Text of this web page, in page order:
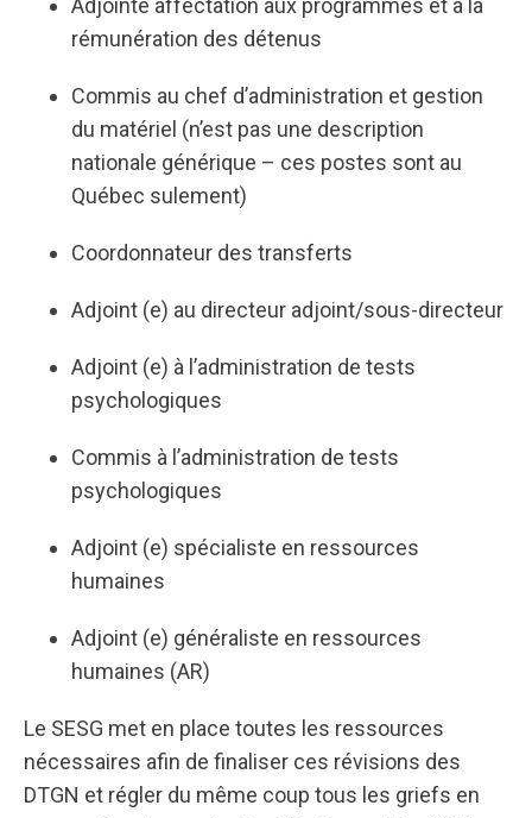
Adjointe affectation aux programmes et à la
rémunération des détenus
Commis au chef d’administration et gestion
du matériel (n’est pas une description
nationale générique – ces postes sont au
Québec sulement)
Coordonnateur des transferts
Adjoint (e) au directeur adjoint/sous-directeur
Adjoint (e) à l’administration de tests
psychologiques
Commis à l’administration de tests
psychologiques
Adjoint (e) spécialiste en ressources
humaines
Adjoint (e) généraliste en ressources
humaines (AR)
Le SESG met en place toutes les ressources
nécessaires afin de finaliser ces révisions des
DTGN et régler du même coup tous les griefs en